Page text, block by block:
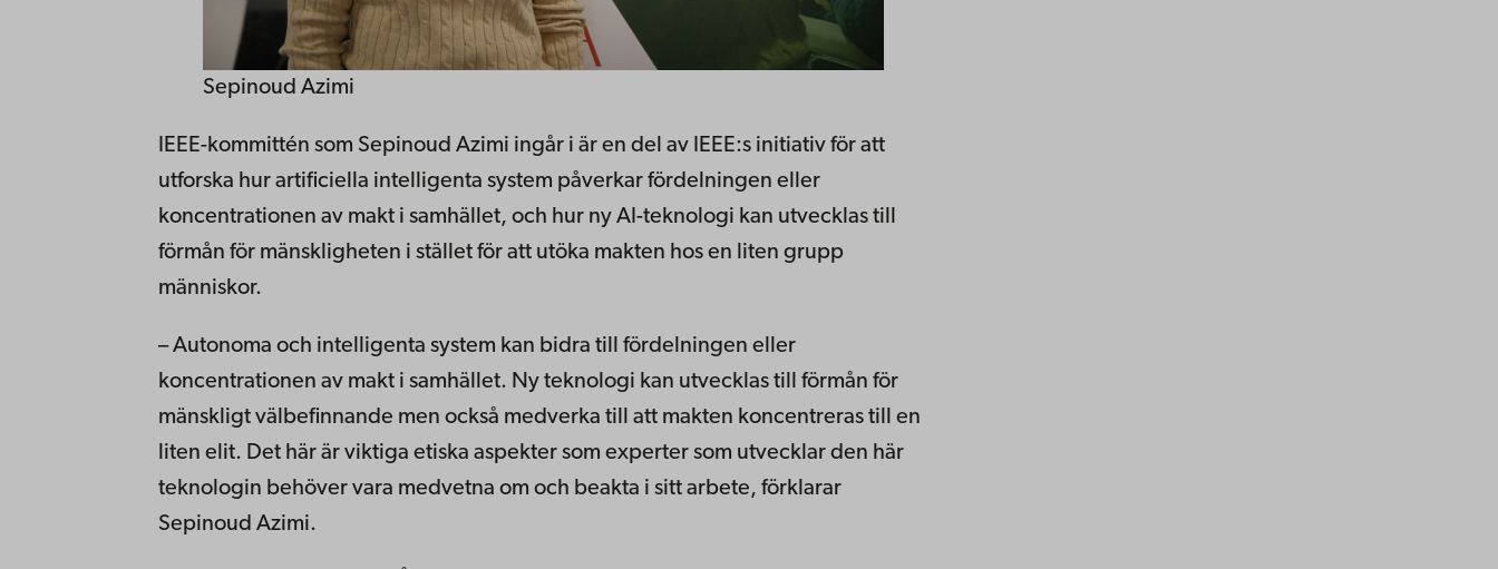
Sepinoud Azimi
IEEE-kommittén som Sepinoud Azimi ingår i är en del av IEEE:s initiativ för att
utforska hur artificiella intelligenta system påverkar fördelningen eller
koncentrationen av makt i samhället, och hur ny AI-teknologi kan utvecklas till
förmån för mänskligheten i stället för att utöka makten hos en liten grupp
människor.
– Autonoma och intelligenta system kan bidra till fördelningen eller
koncentrationen av makt i samhället. Ny teknologi kan utvecklas till förmån för
mänskligt välbefinnande men också medverka till att makten koncentreras till en
liten elit. Det här är viktiga etiska aspekter som experter som utvecklar den här
teknologin behöver vara medvetna om och beakta i sitt arbete, förklarar
Sepinoud Azimi.